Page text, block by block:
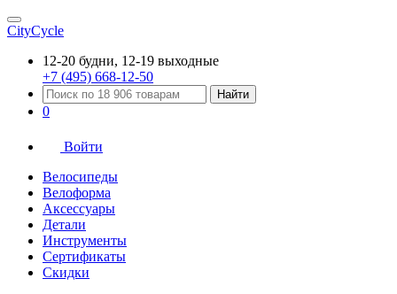
CityCycle
12-20 будни, 12-19 выходные
+7 (495) 668-12-50
Найти
0
Войти
Велосипеды
Велоформа
Аксессуары
Детали
Инструменты
Сертификаты
Скидки